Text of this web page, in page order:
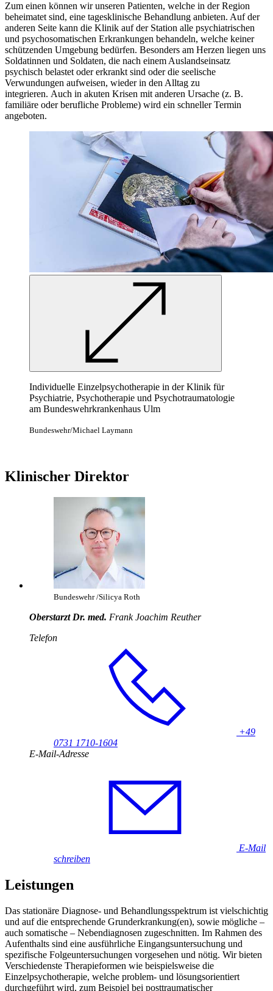
Zum einen können wir unseren Patienten, welche in der Region
beheimatet sind, eine tagesklinische Behandlung anbieten. Auf der
anderen Seite kann die Klinik auf der Station alle psychiatrischen
und psychosomatischen Erkrankungen behandeln, welche keiner
schützenden Umgebung bedürfen. Besonders am Herzen liegen uns
Soldatinnen und Soldaten, die nach einem Auslandseinsatz
psychisch belastet oder erkrankt sind oder die seelische
Verwundungen aufweisen, wiederin den Alltag zu
integrieren. Auch in akuten Krisen mit anderen Ursache (z. B.
familiäre oder berufliche Probleme) wird ein schneller Termin
angeboten.
Individuelle Einzelpsychotherapie in der Klinik für
Psychiatrie, Psychotherapie und Psychotraumatologie
am Bundeswehrkrankenhaus Ulm
Bundeswehr/Michael Laymann
Klinischer Direktor
Bundeswehr /Silicya Roth
Oberstarzt Dr. med. Frank Joachim Reuther
Telefon
+49
0731 1710-1604
E-Mail-Adresse
E-Mail
schreiben
Leistungen
Das stationäre Diagnose- und Behandlungsspektrum ist vielschichtig
und auf die entsprechende Grunderkrankung(en), sowie mögliche –
auch somatische – Nebendiagnosen zugeschnitten. Im Rahmen des
Aufenthalts sind eine ausführliche Eingangsuntersuchung und
spezifische Folgeuntersuchungen vorgesehen und nötig. Wir bieten
Verschiedenste Therapieformen wie beispielsweise die
Einzelpsychotherapie, welche problem- und lösungsorientiert
durchgeführt wird, zum Beispiel bei posttraumatischer